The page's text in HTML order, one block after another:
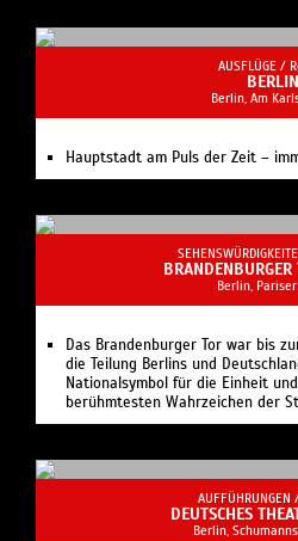
AUSFLÜGE /
BERLIN
Berlin, Am
Hauptstadt am Puls der Zeit –
BRANDENBURGER
Berlin,
Das Brandenburger Tor war bis
die Teilung Berlins und
Nationalsymbol für die Einheit
berühmtesten Wahrzeichen der
DEUTSCHES